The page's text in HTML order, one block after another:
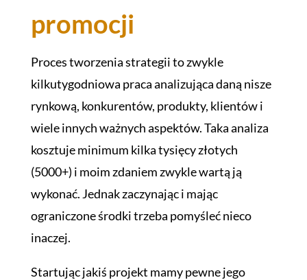
promocji
Proces tworzenia strategii to zwykle
kilkutygodniowa praca analizująca daną nisze
rynkową, konkurentów, produkty, klientów i
wiele innych ważnych aspektów. Taka analiza
kosztuje minimum kilka tysięcy złotych
(5000+) i moim zdaniem zwykle wartą ją
wykonać. Jednak zaczynając i mając
ograniczone środki trzeba pomyśleć nieco
inaczej.
Startując jakiś projekt mamy pewne jego